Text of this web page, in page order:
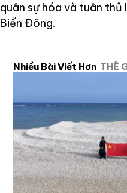
quân sự hóa và tuân
Biển Đông.
Nhiều Bài Viết Hơn THẾ